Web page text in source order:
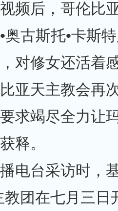
频后，哥伦比
奥古斯托•卡斯
对修女还活着
亚天主教会再
求竭尽全力让
释。
电台采访时，
教团在七月三日